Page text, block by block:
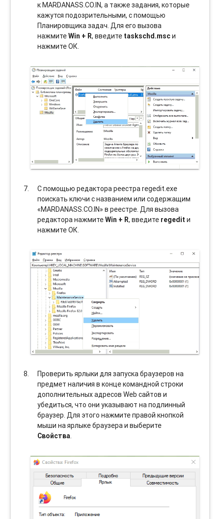
к MARDANASS.CO.IN, а также задания, которые
кажутся подозрительными, с помощью
Планировщика задач. Для его вызова
нажмитеWin + R, введите taskschd.mscи
нажмите ОК.
С помощью редактора реестра regedit.exe
поискать ключи с названием или содержащим
«MARDANASS.CO.IN» в реестре. Для вызова
редактора нажмитеWin + R, введите regedit и
нажмите ОК.
Проверить ярлыки для запуска браузеров на
предмет наличия в конце командной строки
дополнительных адресов Web сайтов и
убедиться, что они указывают на подлинный
браузер. Для этого нажмите правой кнопкой
мыши на ярлыке браузера и выберите
Свойства.